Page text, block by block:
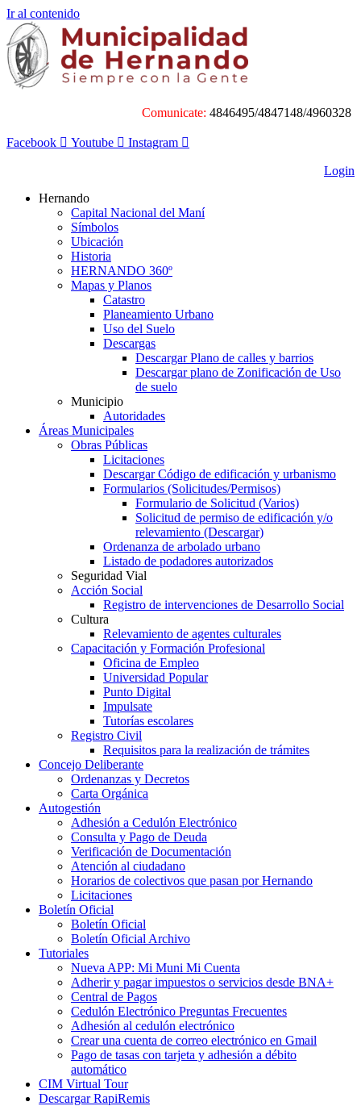
Ir al contenido
Comunicate: 4846495/4847148/4960328
Facebook Youtube Instagram
Login
Hernando
Capital Nacional del Maní
Símbolos
Ubicación
Historia
HERNANDO 360º
Mapas y Planos
Catastro
Planeamiento Urbano
Uso del Suelo
Descargas
Descargar Plano de calles y barrios
Descargar plano de Zonificación de Uso
de suelo
Municipio
Autoridades
Áreas Municipales
Obras Públicas
Licitaciones
Descargar Código de edificación y urbanismo
Formularios (Solicitudes/Permisos)
Formulario de Solicitud (Varios)
Solicitud de permiso de edificación y/o
relevamiento (Descargar)
Ordenanza de arbolado urbano
Listado de podadores autorizados
Seguridad Vial
Acción Social
Registro de intervenciones de Desarrollo Social
Cultura
Relevamiento de agentes culturales
Capacitación y Formación Profesional
Oficina de Empleo
Universidad Popular
Punto Digital
Impulsate
Tutorías escolares
Registro Civil
Requisitos para la realización de trámites
Concejo Deliberante
Ordenanzas y Decretos
Carta Orgánica
Autogestión
Adhesión a Cedulón Electrónico
Consulta y Pago de Deuda
Verificación de Documentación
Atención al ciudadano
Horarios de colectivos que pasan por Hernando
Licitaciones
Boletín Oficial
Boletín Oficial
Boletín Oficial Archivo
Tutoriales
Nueva APP: Mi Muni Mi Cuenta
Adherir y pagar impuestos o servicios desde BNA+
Central de Pagos
Cedulón Electrónico Preguntas Frecuentes
Adhesión al cedulón electrónico
Crear una cuenta de correo electrónico en Gmail
Pago de tasas con tarjeta y adhesión a débito
automático
CIM Virtual Tour
Descargar RapiRemis